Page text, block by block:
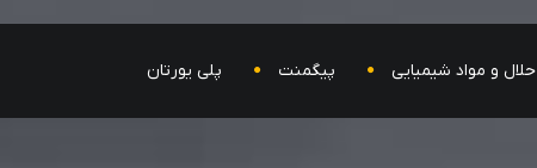
حلال و مواد شیمیایی پیگمنت پلی یورتان